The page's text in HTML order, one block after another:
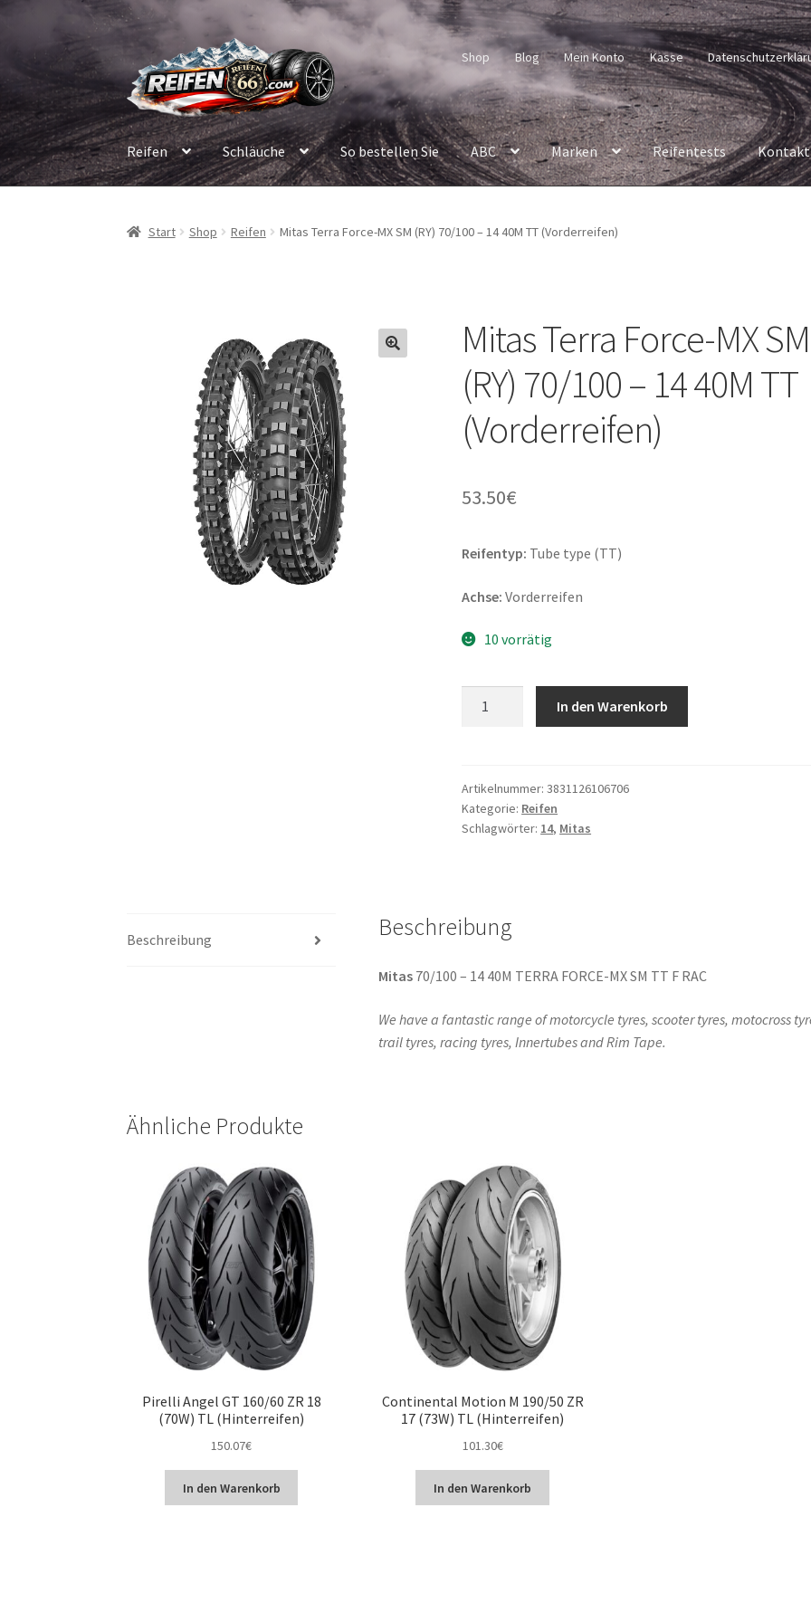
Navigation
springen
Inhalt
springen
Shop Blog Mein Konto Kasse
Reifen Schläuche So bestellen Sie ABC Marken Reifentests Kontakt
Start Shop Reifen Mitas Terra Force-MX SM (RY) 70/100 – 14 40M TT (Vorderreifen)
Mitas Terra Force-MX SM
(RY) 70/100 – 14 40M TT
(Vorderreifen)
53.50€
Reifentyp: Tube type (TT)
Achse: Vorderreifen
10 vorrätig
SM
(RY)
70/100
TT
(Vorderreifen)
Menge
In den Warenkorb
Artikelnummer:3831126106706
Kategorie: Reifen
Schlagwörter: 14, Mitas
Beschreibung Beschreibung
Mitas70/100 – 14 40M TERRA FORCE-MX SM TT F RAC
We have a fantastic range of motorcycle tyres, scooter tyres, motocross
trail tyres, racing tyres, Innertubes and Rim Tape.
Ähnliche Produkte
Pirelli Angel GT 160/60 ZR 18
(70W) TL (Hinterreifen)
150.07€
In den Warenkorb
Continental Motion M 190/50 ZR
17 (73W) TL (Hinterreifen)
101.30€
In den Warenkorb